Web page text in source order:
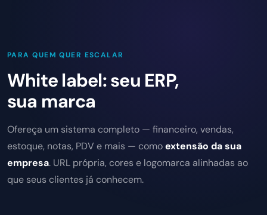
PARA QUEM QUER ESCALAR
White label: seu ERP,
sua marca
Ofereça um sistema completo — financeiro, vendas,
estoque, notas, PDV e mais — comoextensão da sua
empresa. URL própria, cores e logomarca alinhadas ao
que seus clientes já conhecem.